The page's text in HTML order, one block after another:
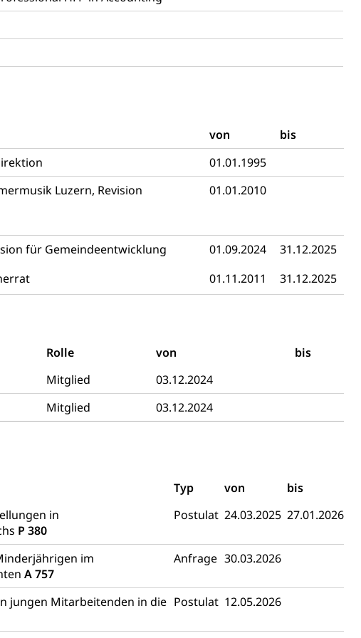
von
bis
01.01.1995
Luzern, Revision 01.01.2010
für Gemeindeentwicklung 01.09.2024
31.12.2025
01.11.2011 31.12.2025
Rolle von
bis
Mitglied
03.12.2024
Mitglied 03.12.2024
Typ von
bis
in
P 380
Postulat 24.03.2025 27.01.2026
im
A 757
Anfrage 30.03.2026
jungen Mitarbeitenden in die Postulat 12.05.2026
kulturelles Erbe, Nachwuchsförderung, Vermittlung, Selektive
Verkehr und Infrastruktur vif
Gewalt, elterliche Sorge